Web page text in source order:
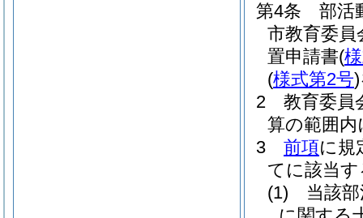
第4条
部活
市教育委員
置申請書(
(様式第2号)
2
教育委員
算の範囲
3
前項に規
てに該当
(1)
当該